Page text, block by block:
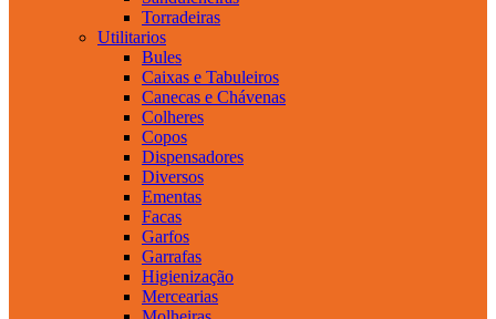
Torradeiras
Utilitarios
Bules
Caixas e Tabuleiros
Canecas e Chávenas
Colheres
Copos
Dispensadores
Diversos
Ementas
Facas
Garfos
Garrafas
Higienização
Mercearias